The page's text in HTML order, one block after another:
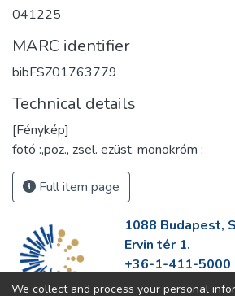
041225
MARC identifier
bibFSZ01763779
Technical details
[Fénykép]
fotó :,poz., zsel. ezüst, monokróm ;
Full item page
1088 Budapest,
Ervin tér 1.
+36-1-411-5000
info@fszek.hu
We collect and process your personal